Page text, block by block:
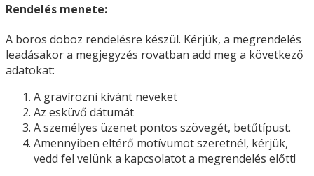
Rendelés menete:
A boros doboz rendelésre készül. Kérjük, a megrendelés
leadásakor a megjegyzés rovatban add meg a következő
adatokat:
A gravírozni kívánt neveket
Az esküvő dátumát
A személyes üzenet pontos szövegét, betűtípust.
Amennyiben eltérő motívumot szeretnél, kérjük,
vedd fel velünk a kapcsolatot a megrendelés előtt!